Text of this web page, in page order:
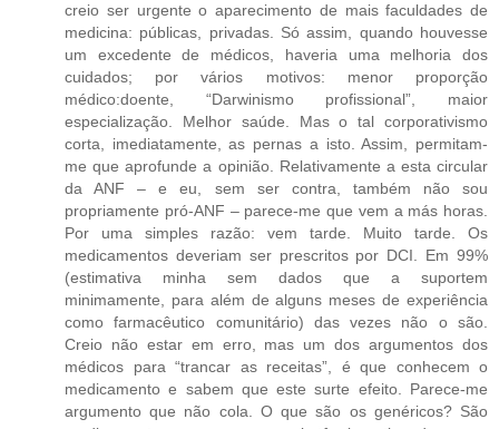
creio ser urgente o aparecimento de mais faculdades de
medicina: públicas, privadas. Só assim, quando houvesse
um excedente de médicos, haveria uma melhoria dos
cuidados; por vários motivos: menor proporção
médico:doente, “Darwinismo profissional”, maior
especialização. Melhor saúde. Mas o tal corporativismo
corta, imediatamente, as pernas a isto. Assim, permitam-
me que aprofunde a opinião. Relativamente a esta circular
da ANF – e eu, sem ser contra, também não sou
propriamente pró-ANF – parece-me que vem a más horas.
Por uma simples razão: vem tarde. Muito tarde. Os
medicamentos deveriam ser prescritos por DCI. Em 99%
(estimativa minha sem dados que a suportem
minimamente, para além de alguns meses de experiência
como farmacêutico comunitário) das vezes não o são.
Creio não estar em erro, mas um dos argumentos dos
médicos para “trancar as receitas”, é que conhecem o
medicamento e sabem que este surte efeito. Parece-me
argumento que não cola. O que são os genéricos? São